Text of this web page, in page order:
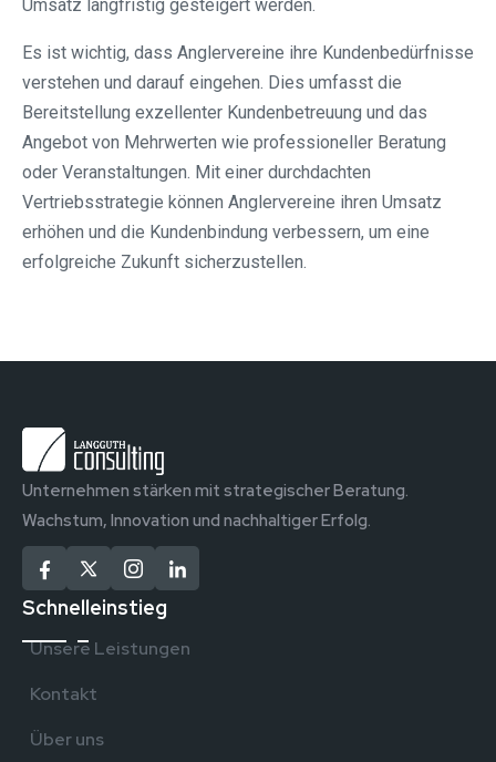
Umsatz langfristig gesteigert werden.
Es ist wichtig, dass Anglervereine ihre Kundenbedürfnisse
verstehen und darauf eingehen. Dies umfasst die
Bereitstellung exzellenter Kundenbetreuung und das
Angebot von Mehrwerten wie professioneller Beratung
oder Veranstaltungen. Mit einer durchdachten
Vertriebsstrategie können Anglervereine ihren Umsatz
erhöhen und die Kundenbindung verbessern, um eine
erfolgreiche Zukunft sicherzustellen.
Unternehmen stärken mit strategischer Beratung.
Wachstum, Innovation und nachhaltiger Erfolg.
Schnelleinstieg
Unsere Leistungen
Kontakt
Über uns